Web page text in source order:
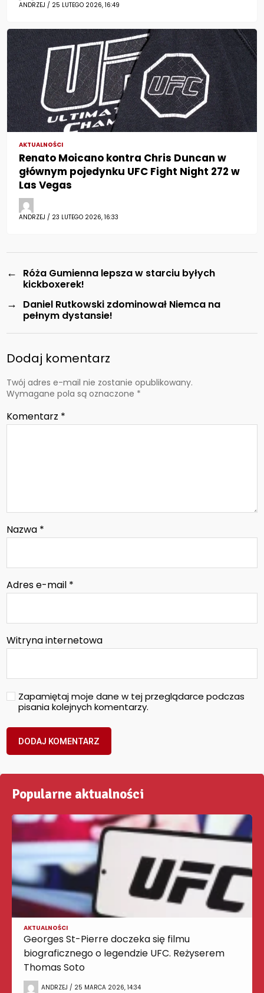
ANDRZEJ / 25 LUTEGO 2026, 16:49
AKTUALNOŚCI
Renato Moicano kontra Chris Duncan w
głównym pojedynku UFC Fight Night 272 w
Las Vegas
ANDRZEJ / 23 LUTEGO 2026, 16:33
←
Róża Gumienna lepsza w starciu byłych
kickboxerek!
→
Daniel Rutkowski zdominował Niemca na
pełnym dystansie!
Dodaj komentarz
Twój adres e-mail nie zostanie opublikowany.
Wymagane pola są oznaczone *
Komentarz *
Nazwa *
Adres e-mail *
Witryna internetowa
Zapamiętaj moje dane w tej przeglądarce podczas
pisania kolejnych komentarzy.
Popularne aktualności
AKTUALNOŚCI
Georges St-Pierre doczeka się filmu
biograficznego o legendzie UFC. Reżyserem
Thomas Soto
ANDRZEJ / 25 MARCA 2026, 14:34